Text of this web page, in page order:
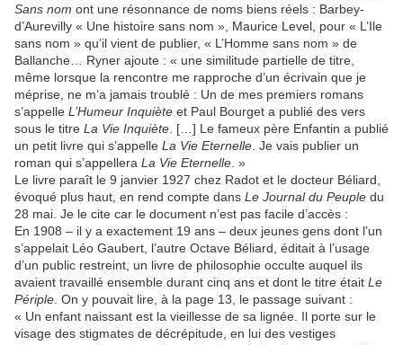
Sans nom ont une résonnance de noms biens réels : Barbey-
d’Aurevilly « Une histoire sans nom », Maurice Level, pour « L’Ile
sans nom » qu’il vient de publier, « L’Homme sans nom » de
Ballanche… Ryner ajoute : « une similitude partielle de titre,
même lorsque la rencontre me rapproche d’un écrivain que je
méprise, ne m’a jamais troublé : Un de mes premiers romans
s’appelle L’Humeur Inquiète et Paul Bourget a publié des vers
sous le titre La Vie Inquiète . […] Le fameux père Enfantin a publié
un petit livre qui s’appelle La Vie Eternelle . Je vais publier un
roman qui s’appellera La Vie Eternelle . »
Le livre paraît le 9 janvier 1927 chez Radot et le docteur Béliard,
évoqué plus haut, en rend compte dans Le Journal du Peuple du
28 mai. Je le cite car le document n’est pas facile d’accès :
En 1908 – il y a exactement 19 ans – deux jeunes gens dont l’un
s’appelait Léo Gaubert, l’autre Octave Béliard, éditait à l’usage
d’un public restreint, un livre de philosophie occulte auquel ils
avaient travaillé ensemble durant cinq ans et dont le titre était Le
Périple . On y pouvait lire, à la page 13, le passage suivant :
« Un enfant naissant est la vieillesse de sa lignée. Il porte sur le
visage des stigmates de décrépitude, en lui des vestiges